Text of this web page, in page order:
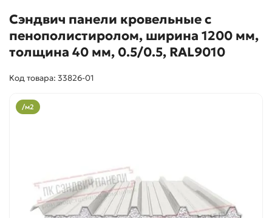
Сэндвич панели кровельные с
пенополистиролом, ширина 1200 мм,
толщина 40 мм, 0.5/0.5, RAL9010
Код товара: 33826-01
/м2